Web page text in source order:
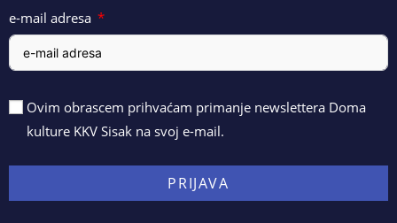
e-mail adresa
Ovim obrascem prihvaćam primanje newslettera Doma
kulture KKV Sisak na svoj e-mail.
PRIJAVA